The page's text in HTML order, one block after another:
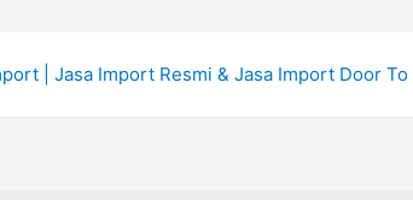
| Jasa Import Resmi & Jasa Import Door